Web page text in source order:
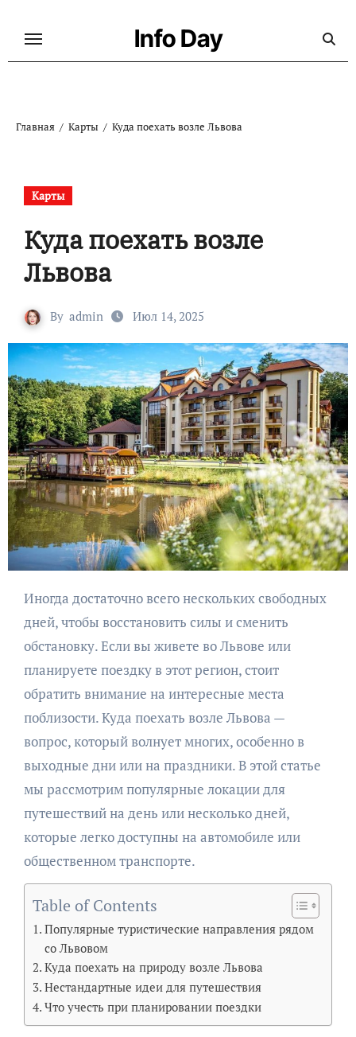
Info Day
Главная Карты Куда поехать возле Львова
Карты
Куда поехать возле
Львова
By admin Июл 14, 2025
Иногда достаточно всего нескольких свободных
дней, чтобы восстановить силы и сменить
обстановку. Если вы живете во Львове или
планируете поездку в этот регион, стоит
обратить внимание на интересные места
поблизости. Куда поехать возле Львова —
вопрос, который волнует многих, особенно в
выходные дни или на праздники. В этой статье
мы рассмотрим популярные локации для
путешествий на день или несколько дней,
которые легко доступны на автомобиле или
общественном транспорте.
Table of Contents
Популярные туристические направления рядом
со Львовом
Куда поехать на природу возле Львова
Нестандартные идеи для путешествия
Что учесть при планировании поездки